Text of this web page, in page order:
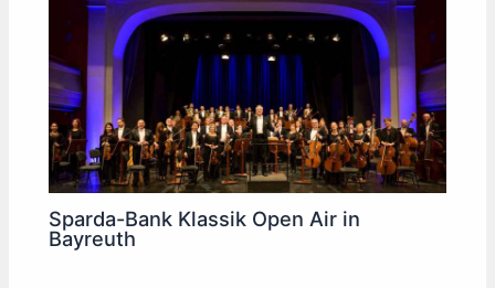
Sparda-Bank Klassik Open Air in
Bayreuth